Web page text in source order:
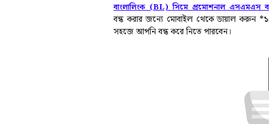
বাংলালিংক (BL) সিমে প্রমোশনাল এসএমএস
বন্ধকরার জন্যে মোবাইল থেকে ডায়াল করুন
সহজে আপনি বন্ধ করে নিতে পারবেন।